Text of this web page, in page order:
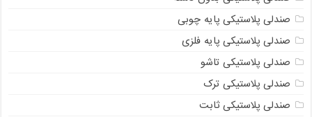
صندلی پلاستیکی پایه چوبی
صندلی پلاستیکی پایه فلزی
صندلی پلاستیکی تاشو
صندلی پلاستیکی ترک
صندلی پلاستیکی ثابت